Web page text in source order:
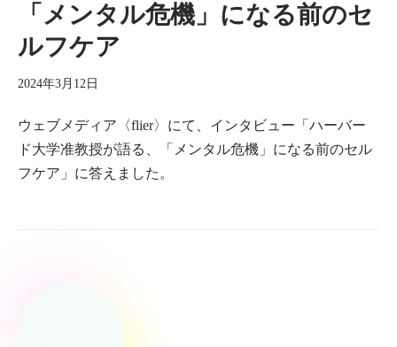
「メンタル危機」になる前のセ
ルフケア
2024年3月12日
ウェブメディア〈flier〉にて、インタビュー「ハーバー
ド大学准教授が語る、「メンタル危機」になる前のセル
フケア」に答えました。